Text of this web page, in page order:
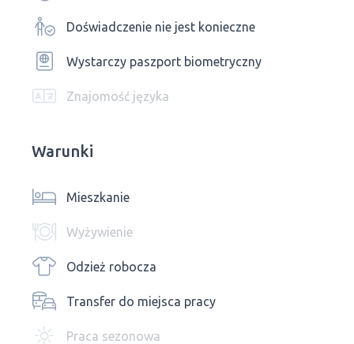
Doświadczenie nie jest konieczne
Wystarczy paszport biometryczny
Znajomość języka
Warunki
Mieszkanie
Wyżywienie
Odzież robocza
Transfer do miejsca pracy
Praca sezonowa